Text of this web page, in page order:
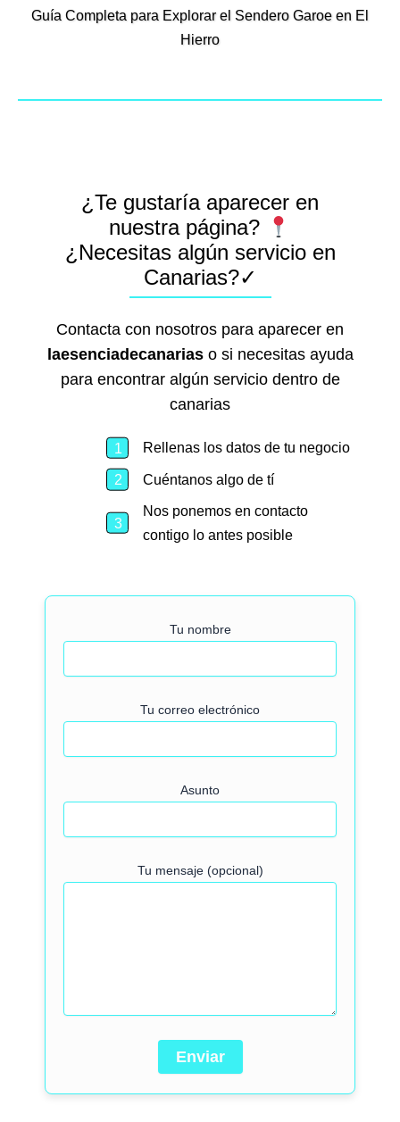
Guía Completa para Explorar el Sendero Garoe en El
Hierro
¿Te gustaría aparecer en
nuestra página?
¿Necesitas algún servicio en
Canarias?✓
Contacta con nosotros para aparecer en
laesenciadecanariaso si necesitas ayuda
para encontrar algún servicio dentro de
canarias
Rellenas los datos de tu negocio
Cuéntanos algo de tí
Nos ponemos en contacto
contigo lo antes posible
Tu nombre
Tu correo electrónico
Asunto
Tu mensaje (opcional)